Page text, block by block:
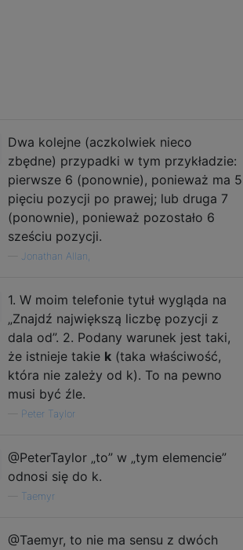
Dwa kolejne (aczkolwiek nieco
zbędne) przypadki w tym przykładzie:
pierwsze 6 (ponownie), ponieważ ma 5
pięciu pozycji po prawej; lub druga 7
(ponownie), ponieważ pozostało 6
sześciu pozycji.
Jonathan Allan,
1. W moim telefonie tytuł wygląda na
„Znajdź największą liczbę pozycji z
dala od”. 2. Podany warunek jest taki,
że istnieje takie k (taka właściwość,
która nie zależy od k). To na pewno
musi być źle.
Peter Taylor
@PeterTaylor „to” w „tym elemencie”
odnosi się do k.
Taemyr
@Taemyr, to nie ma sensu z dwóch